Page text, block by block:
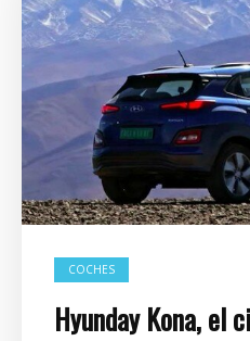
COCHES
Hyunday Kona, el